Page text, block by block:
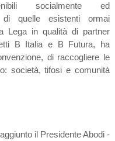
socialmente ed
di quelle esistenti ormai
Lega in qualità di partner
B Italia e B Futura, ha
di raccogliere le
società, tifosi e comunità
il Presidente Abodi -